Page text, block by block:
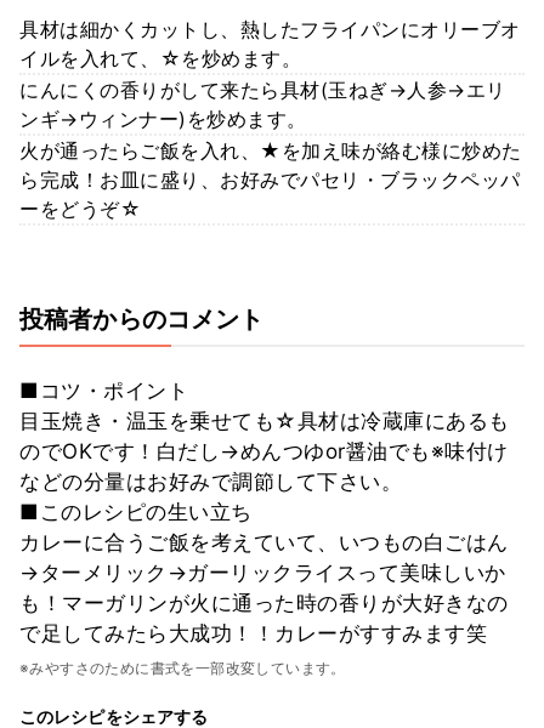
具材は細かくカットし、熱したフライパンにオリーブオ
イルを入れて、☆を炒めます。
にんにくの香りがして来たら具材(玉ねぎ→人参→エリ
ンギ→ウィンナー)を炒めます。
火が通ったらご飯を入れ、★を加え味が絡む様に炒めた
ら完成！お皿に盛り、お好みでパセリ・ブラックペッパ
ーをどうぞ☆
投稿者からのコメント
■コツ・ポイント
目玉焼き・温玉を乗せても☆具材は冷蔵庫にあるも
のでOKです！白だし→めんつゆor醤油でも※味付け
などの分量はお好みで調節して下さい。
■このレシピの生い立ち
カレーに合うご飯を考えていて、いつもの白ごはん
→ターメリック→ガーリックライスって美味しいか
も！マーガリンが火に通った時の香りが大好きなの
で足してみたら大成功！！カレーがすすみます笑
※みやすさのために書式を一部改変しています。
このレシピをシェアする